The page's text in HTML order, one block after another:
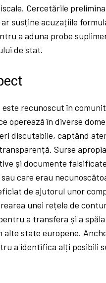
Cercetările
susține acuzațiile
a aduna probe
de stat.
recunoscut în
operează în diverse
discutabile, captând
Surse
și documente
care erau
de ajutorul unor
unei rețele de
a transfera și a
alte state europene.
a identifica alți posibili